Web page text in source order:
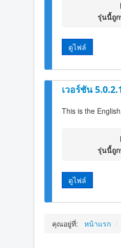
รุ่นนี้ถูก
ดูไฟล์
เวอร์ชัน
This is the
รุ่นนี้ถูก
ดูไฟล์
คุณอยู่ที่: หน้าแรก /